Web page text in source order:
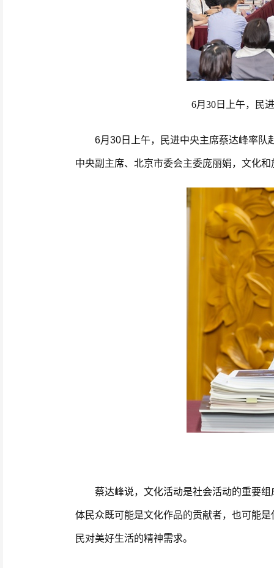
6月30日上午，民
6月30日上午，民进中央主席蔡达峰率队赴
中央副主席、北京市委会主委庞丽娟，文化
蔡达峰说，文化活动是社会活动的重要组
体民众既可能是文化作品的贡献者，也可能
民对美好生活的精神需求。